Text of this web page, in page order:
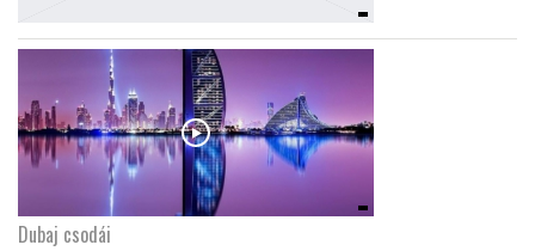
Dubaj csodái